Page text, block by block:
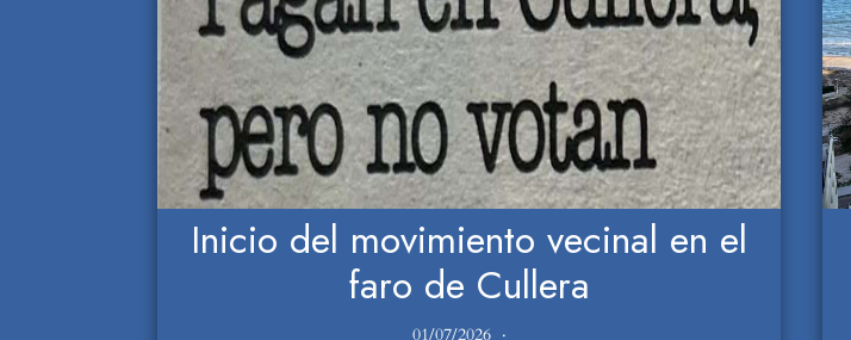
Inicio del movimiento vecinal en el
faro de Cullera
01/07/2026